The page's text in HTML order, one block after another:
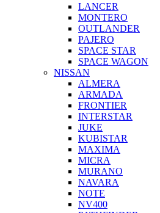
LANCER
MONTERO
OUTLANDER
PAJERO
SPACE STAR
SPACE WAGON
NISSAN
ALMERA
ARMADA
FRONTIER
INTERSTAR
JUKE
KUBISTAR
MAXIMA
MICRA
MURANO
NAVARA
NOTE
NV400